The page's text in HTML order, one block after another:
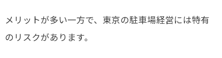
メリットが多い一方で、東京の駐車場経営には特有
のリスクがあります。